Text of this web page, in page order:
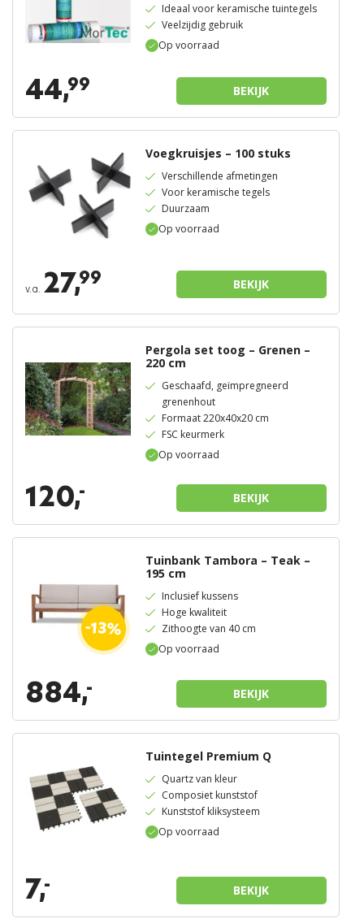
Op voorraad
Ideaal voor keramische tuintegels
Veelzijdig gebruik
44,99 BEKIJK
Op voorraad
Voegkruisjes – 100 stuks
Verschillende afmetingen
Voor keramische tegels
Duurzaam
v.a. 27,99 BEKIJK
Op voorraad
Pergola set toog – Grenen –
220 cm
Geschaafd, geïmpregneerd
grenenhout
Formaat 220x40x20 cm
FSC keurmerk
120,- BEKIJK
-13%
Op voorraad
Tuinbank Tambora – Teak –
195 cm
Inclusief kussens
Hoge kwaliteit
Zithoogte van 40 cm
884,- BEKIJK
Op voorraad
Tuintegel Premium Q
Quartz van kleur
Composiet kunststof
Kunststof kliksysteem
7,- BEKIJK